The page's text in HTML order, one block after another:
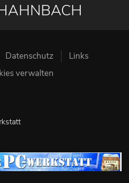
Datenschutz
Links
verwalten